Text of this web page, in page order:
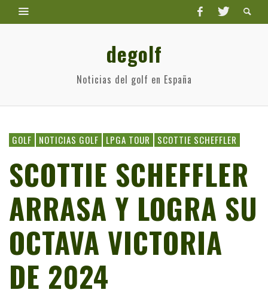
degolf
Noticias del golf en España
GOLF NOTICIAS GOLF LPGA TOUR SCOTTIE SCHEFFLER
SCOTTIE SCHEFFLER
ARRASA Y LOGRA SU
OCTAVA VICTORIA
DE 2024